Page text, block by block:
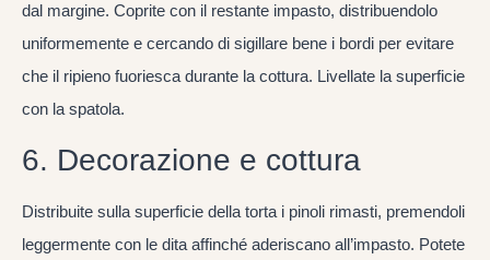
dal margine. Coprite con il restante impasto, distribuendolo
uniformemente e cercando di sigillare bene i bordi per evitare
che il ripieno fuoriesca durante la cottura. Livellate la superficie
con la spatola.
6. Decorazione e cottura
Distribuite sulla superficie della torta i pinoli rimasti, premendoli
leggermente con le dita affinché aderiscano all’impasto. Potete